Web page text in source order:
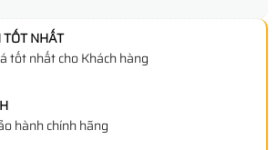
NHẤT
tốt nhất cho Khách hàng
hành chính hãng